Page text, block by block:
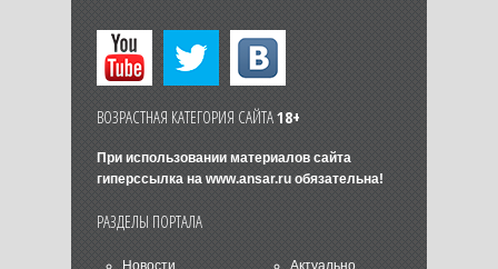
ВОЗРАСТНАЯ КАТЕГОРИЯ САЙТА18+
При использовании материалов сайта
гиперссылка на www.ansar.ruобязательна!
РАЗДЕЛЫ ПОРТАЛА